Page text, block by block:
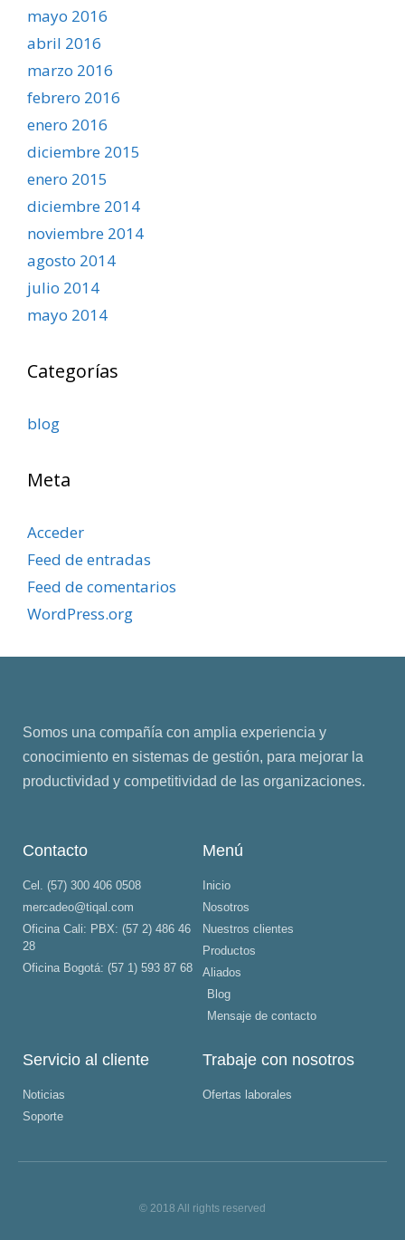
mayo 2016
abril 2016
marzo 2016
febrero 2016
enero 2016
diciembre 2015
enero 2015
diciembre 2014
noviembre 2014
agosto 2014
julio 2014
mayo 2014
Categorías
blog
Meta
Acceder
Feed de entradas
Feed de comentarios
WordPress.org
Somos una compañía con amplia experiencia y
conocimiento en sistemas de gestión, para mejorar la
productividad y competitividad de las organizaciones.
Contacto
Cel. (57) 300 406 0508
mercadeo@tiqal.com
Oficina Cali: PBX: (57 2) 486 46
28
Oficina Bogotá: (57 1) 593 87 68
Menú
Inicio
Nosotros
Nuestros clientes
Productos
Aliados
Blog
Mensaje de contacto
Servicio al cliente
Noticias
Soporte
Trabaje con nosotros
Ofertas laborales
© 2018 All rights reserved